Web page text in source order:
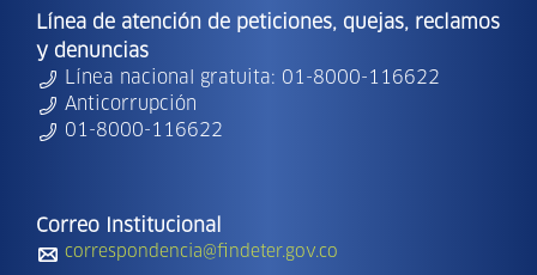
Línea de atención de peticiones, quejas, reclamos
y denuncias
Línea nacional gratuita: 01-8000-116622
Anticorrupción
01-8000-116622
Correo Institucional
correspondencia@findeter.gov.co